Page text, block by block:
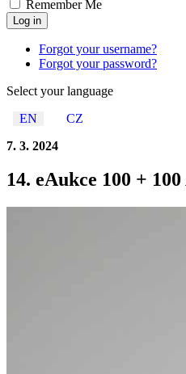
Remember Me
Log in
Forgot your username?
Forgot your password?
Select your language
EN
CZ
7. 3. 2024
14. eAukce 100 +